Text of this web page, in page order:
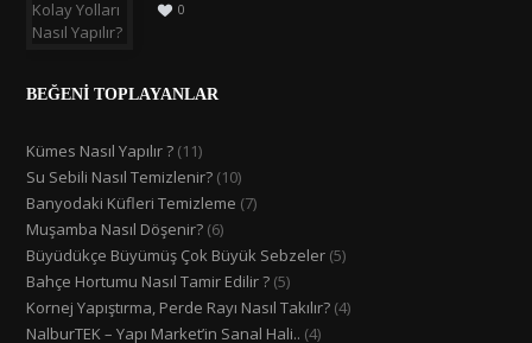
0
BEĞENİ TOPLAYANLAR
Kümes Nasıl Yapılır ? (11)
Su Sebili Nasıl Temizlenir? (10)
Banyodaki Küfleri Temizleme (7)
Muşamba Nasıl Döşenir? (6)
Büyüdükçe Büyümüş Çok Büyük Sebzeler (5)
Bahçe Hortumu Nasıl Tamir Edilir ? (5)
Kornej Yapıştırma, Perde Rayı Nasıl Takılır? (4)
NalburTEK – Yapı Market’in Sanal Hali.. (4)